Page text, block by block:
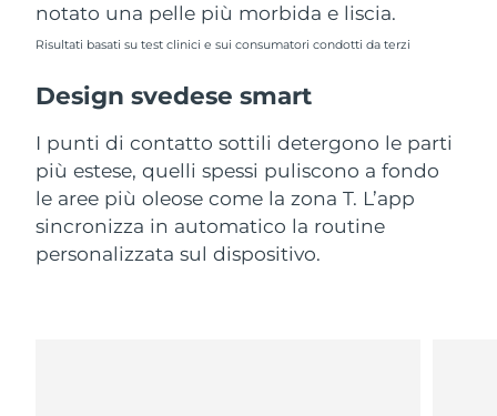
notato una pelle più morbida e liscia.
Risultati basati su test clinici e sui consumatori condotti da terzi
Design svedese smart
I punti di contatto sottili detergono le parti
più estese, quelli spessi puliscono a fondo
le aree più oleose come la zona T. L’app
sincronizza in automatico la routine
personalizzata sul dispositivo.